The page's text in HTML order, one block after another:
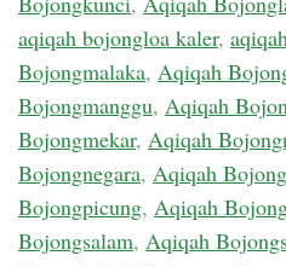
aqiqah bojongloa kaler,
Bojongmalaka, Aqiqah
Bojongmanggu, Aqiqah
Bojongmekar, Aqiqah
Bojongnegara, Aqiqah
Bojongpicung, Aqiqah
Bojongsalam, Aqiqah